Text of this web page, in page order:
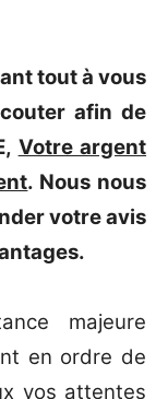
tout à vous
afin de
Votre argent
. Nous nous
votre avis
majeure
en ordre de
vos attentes